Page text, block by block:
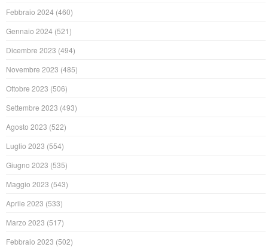
Febbraio 2024 (460)
Gennaio 2024 (521)
Dicembre 2023 (494)
Novembre 2023 (485)
Ottobre 2023 (506)
Settembre 2023 (493)
Agosto 2023 (522)
Luglio 2023 (554)
Giugno 2023 (535)
Maggio 2023 (543)
Aprile 2023 (533)
Marzo 2023 (517)
Febbraio 2023 (502)